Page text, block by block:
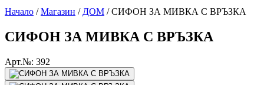
Начало / Магазин / ДОМ / СИФОН ЗА МИВКА С ВРЪЗКА
СИФОН ЗА МИВКА С ВРЪЗКА
Арт.№: 392